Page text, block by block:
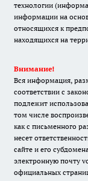
технологии
информации на
относящихся к
находящихся на
Внимание!
Вся информация,
соответствии с
подлежит
том числе
как с письменного
несет
сайте и его
электронную почту
официальных